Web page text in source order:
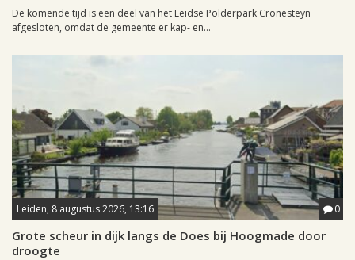
De komende tijd is een deel van het Leidse Polderpark Cronesteyn
afgesloten, omdat de gemeente er kap- en...
Leiden, 8 augustus 2026, 13:16 0
Grote scheur in dijk langs de Does bij Hoogmade door
droogte